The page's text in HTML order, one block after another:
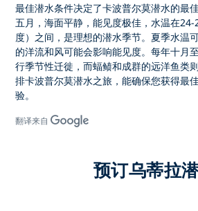
最佳潜水条件决定了卡波普尔莫潜水的最
五月 ，海面平静，能见度极佳，水温在
度）之间，是理想的潜水季节。夏季水温
的洋流和风可能会影响能见度。每年十月
行季节性迁徙，而蝠鲼和成群的远洋鱼类
排卡波普尔莫潜水之旅，能确保您获得最
验。
翻译来自
预订乌蒂拉